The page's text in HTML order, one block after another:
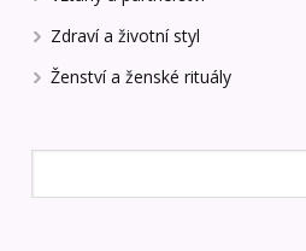
Zdraví a životní styl
Ženství a ženské rituály